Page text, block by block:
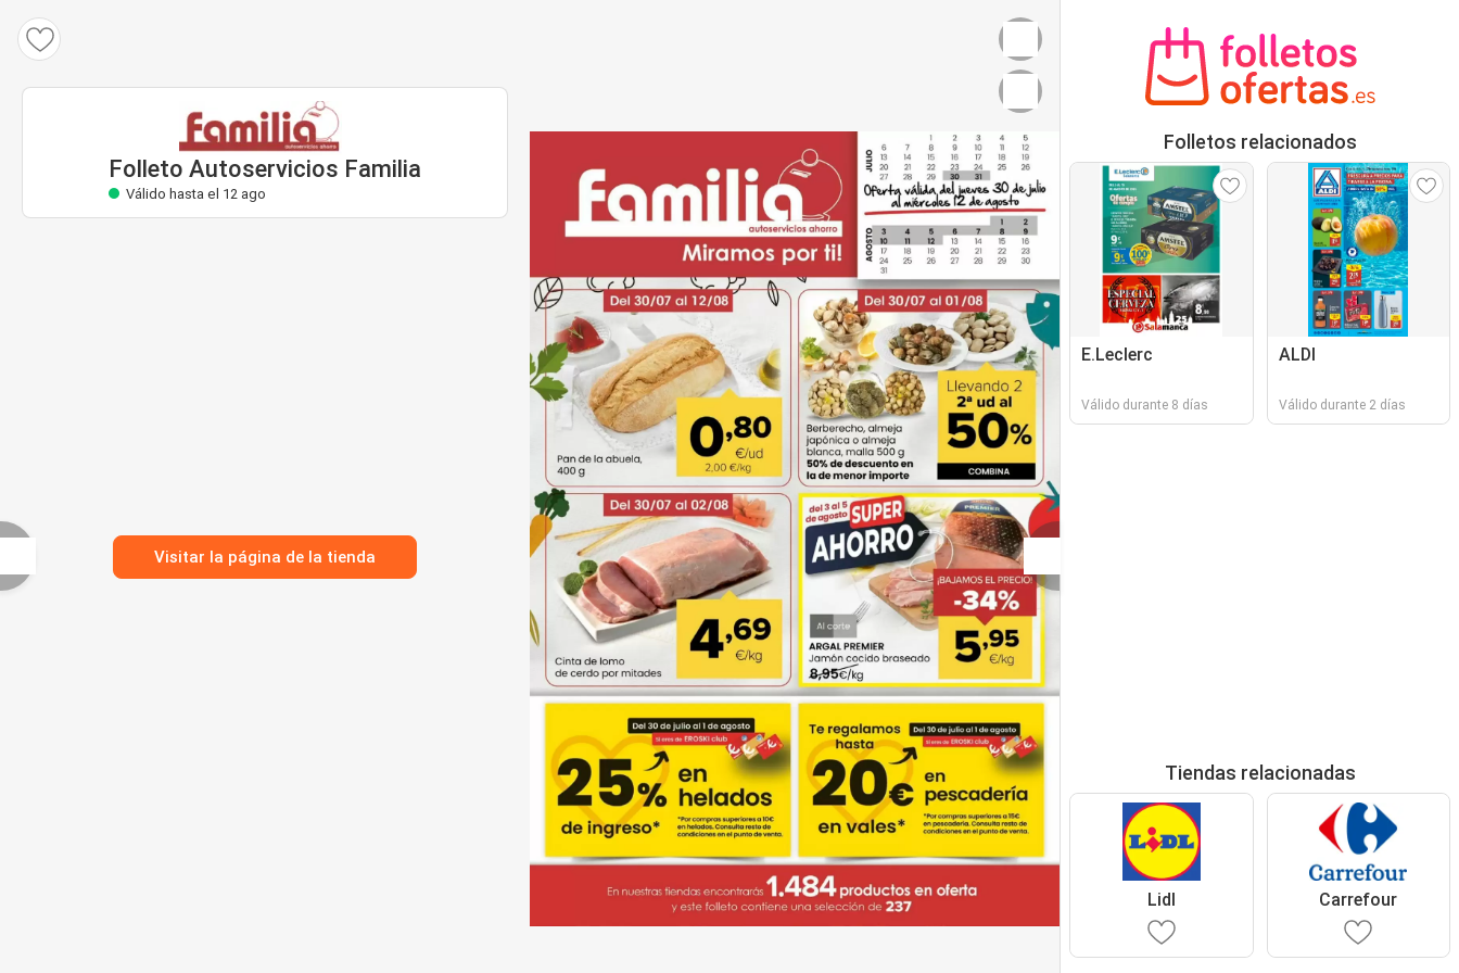
Folleto Autoservicios Familia
Válido hasta el 12 ago
Visitar la página de la tienda
Folletos relacionados
E.Leclerc
Válido durante 8 días
ALDI
Válido durante 2 días
Tiendas relacionadas
Lidl Carrefour